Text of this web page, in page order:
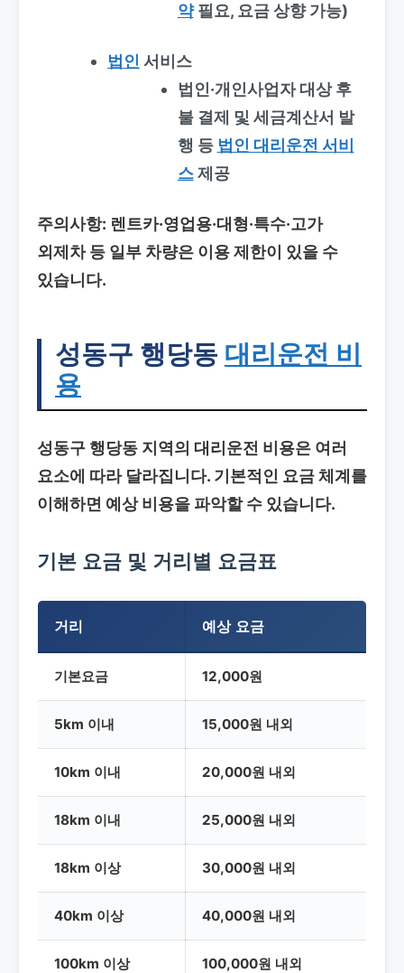
약필요, 요금 상향 가능)
법인 서비스
법인·개인사업자 대상 후
불 결제 및 세금계산서 발
행 등 법인 대리운전 서비
스제공
주의사항: 렌트카·영업용·대형·특수·고가
외제차 등 일부 차량은 이용 제한이 있을 수
있습니다.
성동구 행당동 대리운전 비
용
성동구 행당동 지역의 대리운전 비용은 여러
요소에 따라 달라집니다. 기본적인 요금 체계를
이해하면 예상 비용을 파악할 수 있습니다.
기본 요금 및 거리별 요금표
거리 예상 요금
기본요금 12,000원
5km 이내 15,000원 내외
10km 이내 20,000원 내외
18km 이내 25,000원 내외
18km 이상 30,000원 내외
40km 이상 40,000원 내외
100km 이상 100,000원 내외